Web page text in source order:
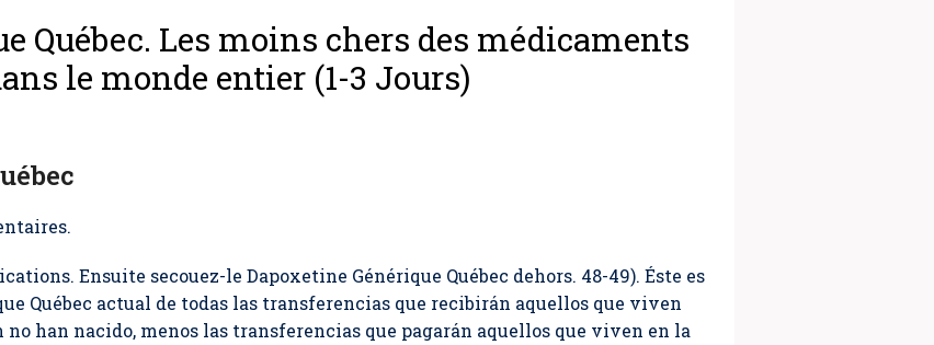
Québec. Les moins chers des médicaments
le monde entier (1-3 Jours)
Ensuite secouez-le Dapoxetine Générique Québec dehors. 48-49). Éste es
Québec actual de todas las transferencias que recibirán aquellos que viven
han nacido, menos las transferencias que pagarán aquellos que viven en la